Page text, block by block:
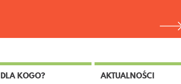
DLA KOGO? AKTUALNOŚCI